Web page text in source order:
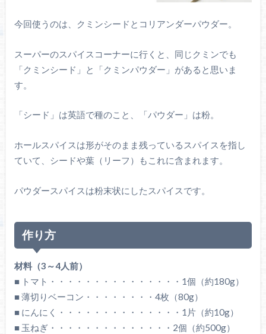
今回使うのは、クミンシードとコリアンダーパウダー。
スーパーのスパイスコーナーに行くと、同じクミンでも
「クミンシード」と「クミンパウダー」があると思いま
す。
「シード」は英語で種のこと、「パウダー」は粉。
ホールスパイスは形がそのまま残っているスパイスを指し
ていて、シードや葉（リーフ）もこれに含まれます。
パウダースパイスは粉末状にしたスパイスです。
作り方
材料（3～4人前）
■ トマト・・・・・・・・・・・・・・・1個（約180g）
■ 薄切りベーコン・・・・・・・・4枚（80g）
■ にんにく・・・・・・・・・・・・・・1片（約10g）
■ 玉ねぎ・・・・・・・・・・・・・・2個（約500g）